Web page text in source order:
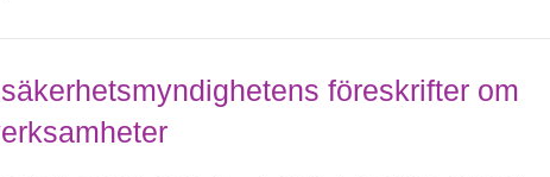
föreskrifter om